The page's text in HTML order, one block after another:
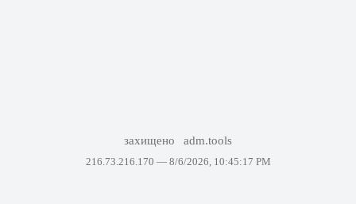
захищено adm.tools
216.73.216.170 — 8/6/2026, 10:45:17 PM